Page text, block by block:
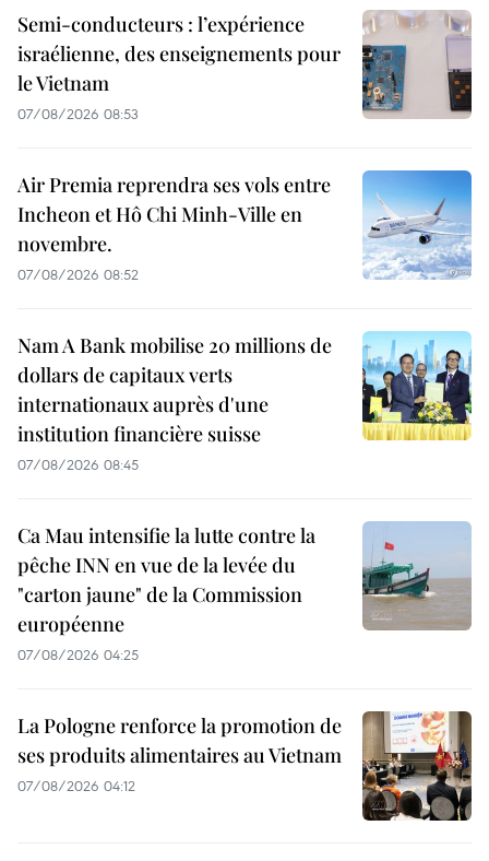
Semi-conducteurs : l’expérience
israélienne, des enseignements pour
le Vietnam
07/08/2026 08:53
Air Premia reprendra ses vols entre
Incheon et Hô Chi Minh-Ville en
novembre.
07/08/2026 08:52
Nam A Bank mobilise 20 millions de
dollars de capitaux verts
internationaux auprès d'une
institution financière suisse
07/08/2026 08:45
Ca Mau intensifie la lutte contre la
pêche INN en vue de la levée du
"carton jaune" de la Commission
européenne
07/08/2026 04:25
La Pologne renforce la promotion de
ses produits alimentaires au Vietnam
07/08/2026 04:12